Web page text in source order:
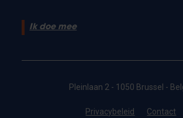
Ik doe mee
Pleinlaan 2 - 1050 Brussel -
Privacybeleid Contact